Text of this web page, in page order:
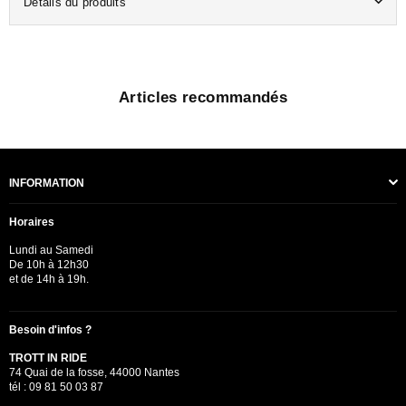
Articles recommandés
INFORMATION
Horaires
Lundi au Samedi
De 10h à 12h30
et de 14h à 19h.
Besoin d'infos ?
TROTT IN RIDE
74 Quai de la fosse, 44000 Nantes
tél : 09 81 50 03 87